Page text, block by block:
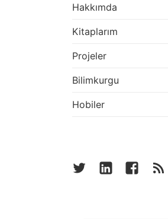
Hakkımda
Kitaplarım
Projeler
Bilimkurgu
Hobiler
twitterlinkedinfacebook
rss